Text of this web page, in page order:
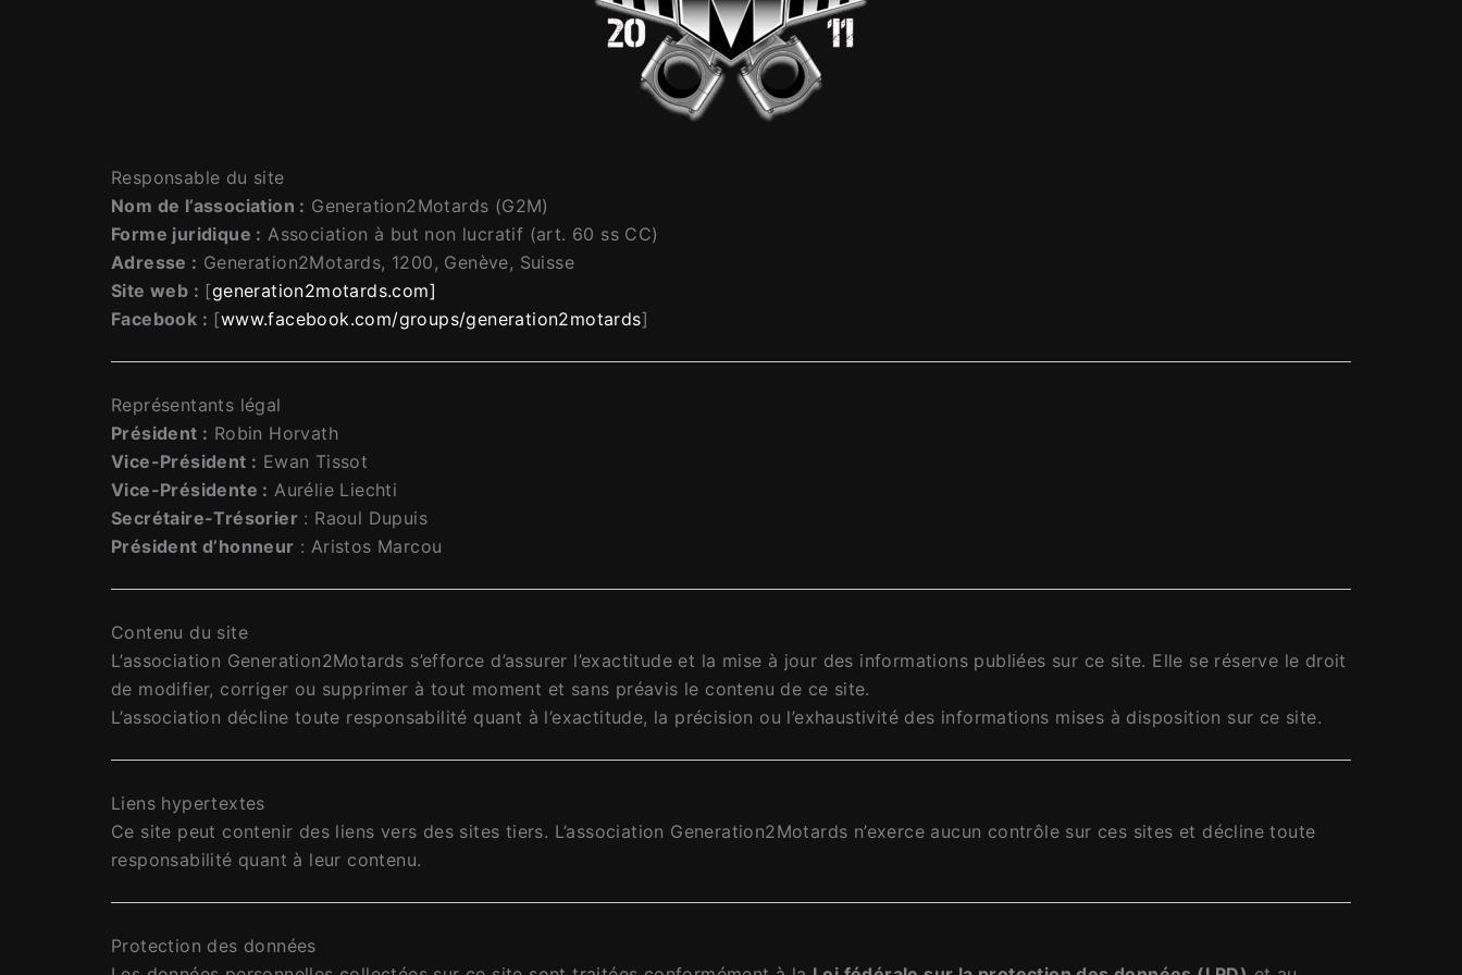
Responsable du site
Nom de l’association : Generation2Motards (G2M)
Forme juridique : Association à but non lucratif (art. 60 ss CC)
Adresse : Generation2Motards, 1200, Genève, Suisse
Site web : [generation2motards.com]
Facebook : [www.facebook.com/groups/generation2motards]
Représentants légal
Président : Robin Horvath
Vice-Président : Ewan Tissot
Vice-Présidente : Aurélie Liechti
Secrétaire-Trésorier : Raoul Dupuis
Président d’honneur : Aristos Marcou
Contenu du site
L’association Generation2Motards s’efforce d’assurer l’exactitude et la mise à jour des informations publiées sur ce site. Elle se réserve le droit
de modifier, corriger ou supprimer à tout moment et sans préavis le contenu de ce site.
L’association décline toute responsabilité quant à l’exactitude, la précision ou l’exhaustivité des informations mises à disposition sur ce site.
Liens hypertextes
Ce site peut contenir des liens vers des sites tiers. L’association Generation2Motards n’exerce aucun contrôle sur ces sites et décline toute
responsabilité quant à leur contenu.
Protection des données